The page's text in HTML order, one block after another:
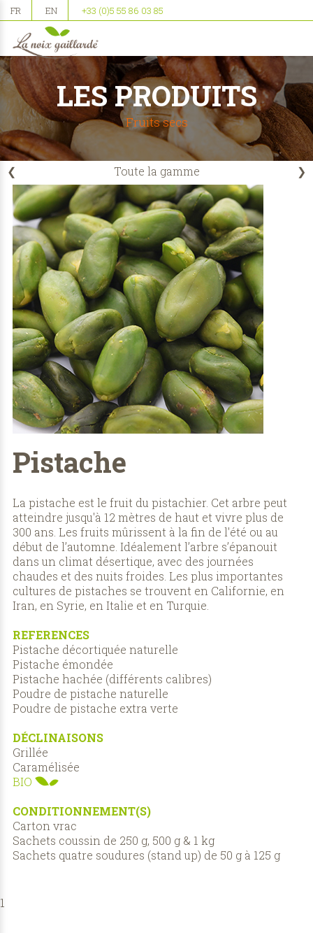
FR EN +33 (0)5 55 86 03 85
LES PRODUITS
Fruits secs
❮ Toute la gamme ❯
Pistache
La pistache est le fruit du pistachier. Cet arbre peut
atteindre jusqu'à 12 mètres de haut et vivre plus de
300 ans. Les fruits mûrissent à la fin de l'été ou au
début de l’automne. Idéalement l’arbre s’épanouit
dans un climat désertique, avec des journées
chaudes et des nuits froides. Les plus importantes
cultures de pistaches se trouvent en Californie, en
Iran, en Syrie, en Italie et en Turquie.
REFERENCES
Pistache décortiquée naturelle
Pistache émondée
Pistache hachée (différents calibres)
Poudre de pistache naturelle
Poudre de pistache extra verte
DÉCLINAISONS
Grillée
Caramélisée
BIO
CONDITIONNEMENT(S)
Carton vrac
Sachets coussin de 250 g, 500 g & 1 kg
Sachets quatre soudures (stand up) de 50 g à 125 g
1